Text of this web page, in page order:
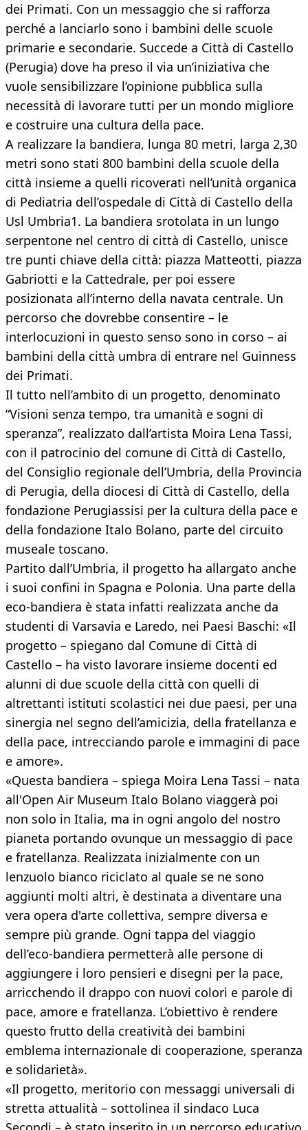
dei Primati. Con un messaggio che si rafforza
perché a lanciarlo sono i bambini delle scuole
primarie e secondarie. Succede a Città di Castello
(Perugia) dove ha preso il via un’iniziativa che
vuole sensibilizzare l’opinione pubblica sulla
necessità di lavorare tutti per un mondo migliore
e costruire una cultura della pace.
A realizzare la bandiera, lunga 80 metri, larga 2,30
metri sono stati 800 bambini della scuole della
città insieme a quelli ricoverati nell’unità organica
di Pediatria dell’ospedale di Città di Castello della
Usl Umbria1. La bandiera srotolata in un lungo
serpentone nel centro di città di Castello, unisce
tre punti chiave della città: piazza Matteotti, piazza
Gabriotti e la Cattedrale, per poi essere
posizionata all’interno della navata centrale. Un
percorso che dovrebbe consentire – le
interlocuzioni in questo senso sono in corso – ai
bambini della città umbra di entrare nel Guinness
dei Primati.
Il tutto nell’ambito di un progetto, denominato
“Visioni senza tempo, tra umanità e sogni di
speranza”, realizzato dall’artista Moira Lena Tassi,
con il patrocinio del comune di Città di Castello,
del Consiglio regionale dell’Umbria, della Provincia
di Perugia, della diocesi di Città di Castello, della
fondazione Perugiassisi per la cultura della pace e
della fondazione Italo Bolano, parte del circuito
museale toscano.
Partito dall’Umbria, il progetto ha allargato anche
i suoi confini in Spagna e Polonia. Una parte della
eco-bandiera è stata infatti realizzata anche da
studenti di Varsavia e Laredo, nei Paesi Baschi: «Il
progetto – spiegano dal Comune di Città di
Castello – ha visto lavorare insieme docenti ed
alunni di due scuole della città con quelli di
altrettanti istituti scolastici nei due paesi, per una
sinergia nel segno dell’amicizia, della fratellanza e
della pace, intrecciando parole e immagini di pace
e amore».
«Questa bandiera – spiega Moira Lena Tassi – nata
all'Open Air Museum Italo Bolano viaggerà poi
non solo in Italia, ma in ogni angolo del nostro
pianeta portando ovunque un messaggio di pace
e fratellanza. Realizzata inizialmente con un
lenzuolo bianco riciclato al quale se ne sono
aggiunti molti altri, è destinata a diventare una
vera opera d'arte collettiva, sempre diversa e
sempre più grande. Ogni tappa del viaggio
dell’eco-bandiera permetterà alle persone di
aggiungere i loro pensieri e disegni per la pace,
arricchendo il drappo con nuovi colori e parole di
pace, amore e fratellanza. L’obiettivo è rendere
questo frutto della creatività dei bambini
emblema internazionale di cooperazione, speranza
e solidarietà».
«Il progetto, meritorio con messaggi universali di
stretta attualità – sottolinea il sindaco Luca